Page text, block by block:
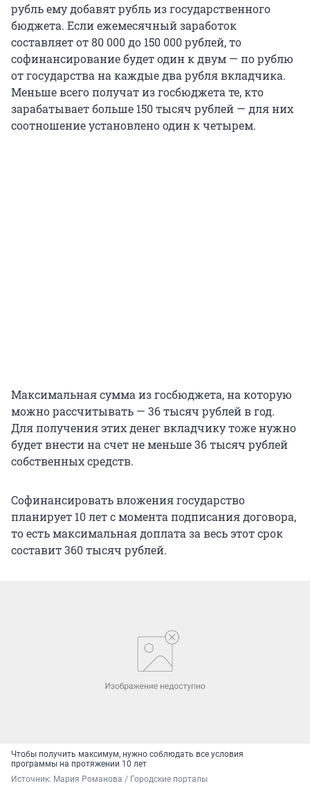
рубль ему добавят рубль из государственного
бюджета. Если ежемесячный заработок
составляет от 80 000 до 150 000 рублей, то
софинансирование будет один к двум — по рублю
от государства на каждые два рубля вкладчика.
Меньше всего получат из госбюджета те, кто
зарабатывает больше 150 тысяч рублей — для них
соотношение установлено один к четырем.
Максимальная сумма из госбюджета, на которую
можно рассчитывать — 36 тысяч рублей в год.
Для получения этих денег вкладчику тоже нужно
будет внести на счет не меньше 36 тысяч рублей
собственных средств.
Софинансировать вложения государство
планирует 10 лет с момента подписания договора,
то есть максимальная доплата за весь этот срок
составит 360 тысяч рублей.
Чтобы получить максимум, нужно соблюдать все условия
программы на протяжении 10 лет
Источник: Мария Романова / Городские порталы